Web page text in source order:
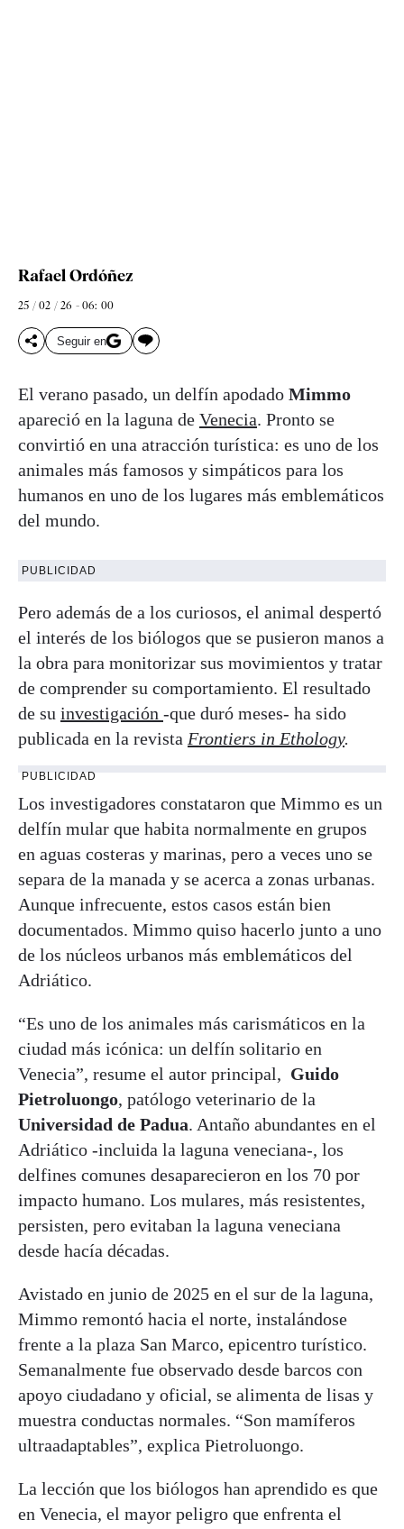
Rafael Ordóñez
25 / 02 / 26 - 06: 00
Seguir en
El verano pasado, un delfín apodado Mimmo
apareció en la laguna de Venecia. Pronto se
convirtió en una atracción turística: es uno de los
animales más famosos y simpáticos para los
humanos en uno de los lugares más emblemáticos
del mundo.
PUBLICIDAD
Pero además de a los curiosos, el animal despertó
el interés de los biólogos que se pusieron manos a
la obra para monitorizar sus movimientos y tratar
de comprender su comportamiento. El resultado
de su investigación -que duró meses- ha sido
publicada en la revista Frontiers in Ethology.
PUBLICIDAD
Los investigadores constataron que Mimmo es un
delfín mular que habita normalmente en grupos
en aguas costeras y marinas, pero a veces uno se
separa de la manada y se acerca a zonas urbanas.
Aunque infrecuente, estos casos están bien
documentados. Mimmo quiso hacerlo junto a uno
de los núcleos urbanos más emblemáticos del
Adriático.
“Es uno de los animales más carismáticos en la
ciudad más icónica: un delfín solitario en
Venecia”, resume el autor principal, Guido
Pietroluongo, patólogo veterinario de la
Universidad de Padua. Antaño abundantes en el
Adriático -incluida la laguna veneciana-, los
delfines comunes desaparecieron en los 70 por
impacto humano. Los mulares, más resistentes,
persisten, pero evitaban la laguna veneciana
desde hacía décadas.
Avistado en junio de 2025 en el sur de la laguna,
Mimmo remontó hacia el norte, instalándose
frente a la plaza San Marco, epicentro turístico.
Semanalmente fue observado desde barcos con
apoyo ciudadano y oficial, se alimenta de lisas y
muestra conductas normales. “Son mamíferos
ultraadaptables”, explica Pietroluongo.
La lección que los biólogos han aprendido es que
en Venecia, el mayor peligro que enfrenta el